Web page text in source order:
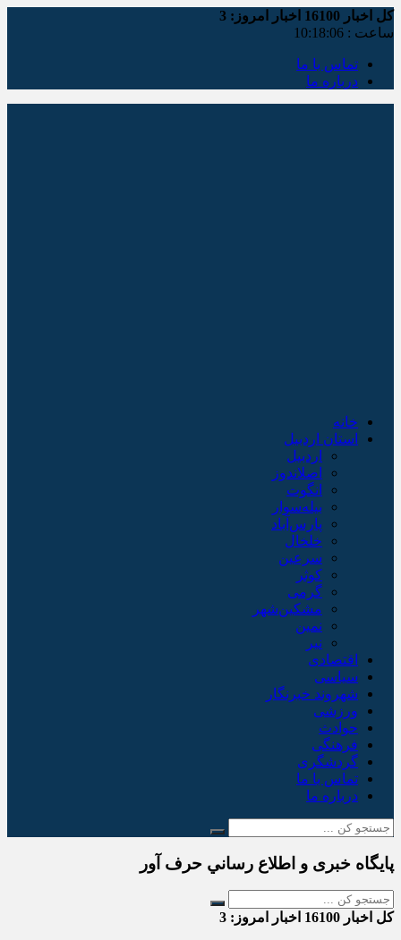
کل اخبار اخبار امروز: 3
ساعت : 10:18:06
تماس با ما
درباره ما
خانه
استان اردبیل
اردبیل
اصلاندوز
انگوت
بیله‌سوار
پارس‌آباد
خلخال
سرعین
کوثر
گرمی
مشکین‌شهر
نمین
نیر
اقتصادی
سیاسی
شهروند خبرنگار
ورزشی
حوادث
فرهنگی
گردشگری
تماس با ما
درباره ما
پایگاه خبری و اطلاع رساني حرف آور
کل اخبار اخبار امروز: 3